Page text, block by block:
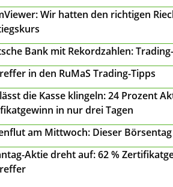
Wir hatten den richtigen
Bank mit Rekordzahlen:
in den RuMaS Trading-Tipps
die Kasse klingeln: 24 Prozent
in nur drei Tagen
am Mittwoch: Dieser
Aktie dreht auf: 62 %